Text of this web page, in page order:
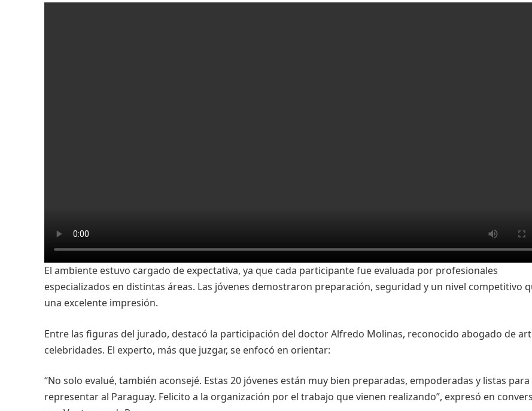
El ambiente estuvo cargado de expectativa, ya que cada participante fue evaluada por profesionales
especializados en distintas áreas. Las jóvenes demostraron preparación, seguridad y un nivel competitivo
una excelente impresión.
Entre las figuras del jurado, destacó la participación del doctor Alfredo Molinas, reconocido abogado de
celebridades. El experto, más que juzgar, se enfocó en orientar:
“No solo evalué, también aconsejé. Estas 20 jóvenes están muy bien preparadas, empoderadas y listas para
representar al Paraguay. Felicito a la organización por el trabajo que vienen realizando”, expresó en